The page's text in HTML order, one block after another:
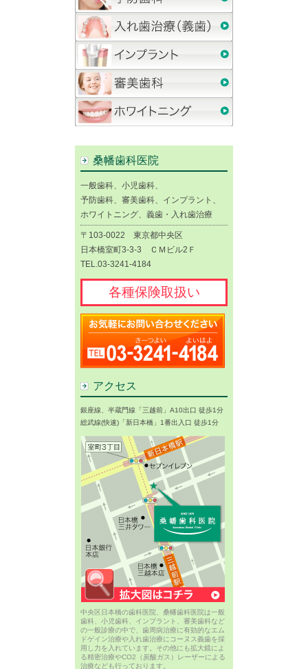
桑幡歯科医院
一般歯科、小児歯科、
予防歯科、審美歯科、インプラント、
ホワイトニング、義歯・入れ歯治療
〒103-0022 東京都中央区
日本橋室町3-3-3 ＣＭビル2Ｆ
TEL.03-3241-4184
各種保険取扱い
アクセス
銀座線、半蔵門線「三越前」A10出口 徒歩1分
総武線(快速)「新日本橋」1番出入口 徒歩1分
中央区日本橋の歯科医院、桑幡歯科医院は一般
歯科、小児歯科、インプラント、審美歯科など
の一般診療の中で、歯周病治療に有効的なエム
ドゲイン治療や入れ歯治療にコーヌス義歯を採
用し力を入れています。その他にも拡大鏡によ
る精密治療やCO2（炭酸ガス）レーザーによる
治療なども行っております。